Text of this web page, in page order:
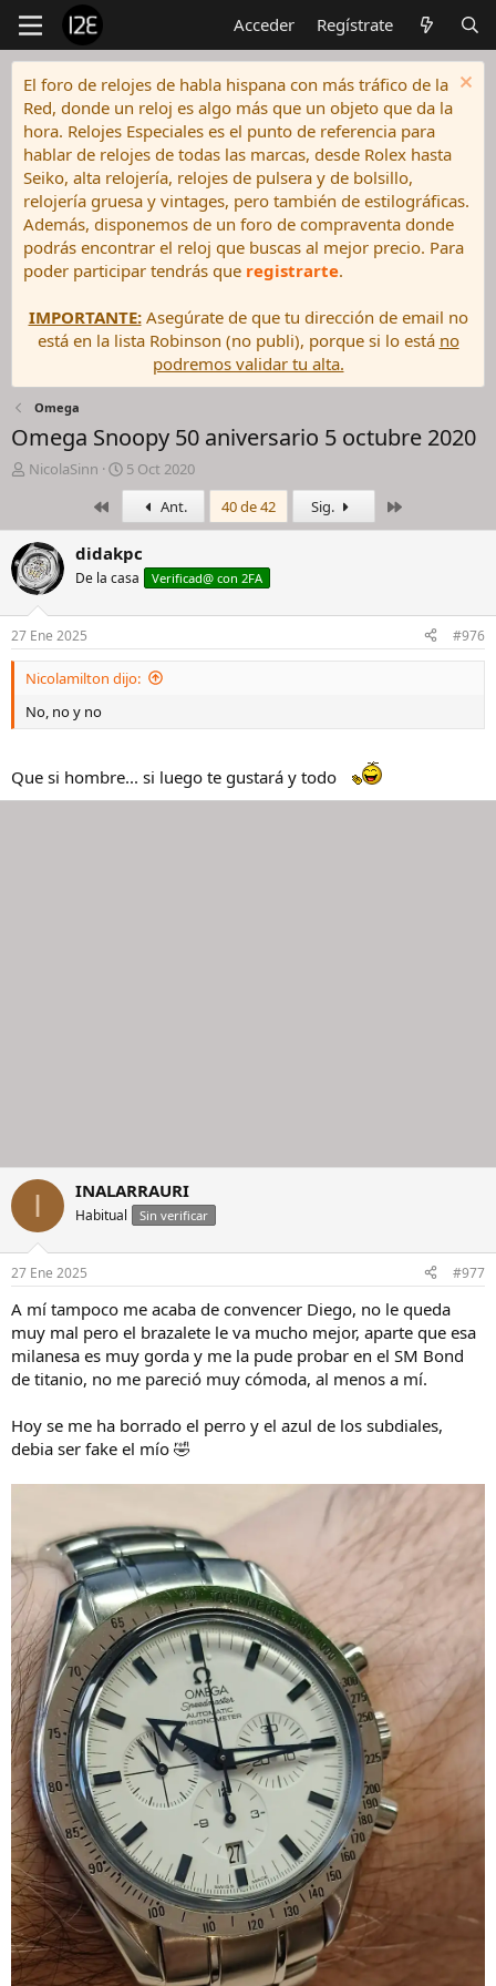
Acceder Regístrate
El foro de relojes de habla hispana con más tráfico de la
Red, donde un reloj es algo más que un objeto que da la
hora. Relojes Especiales es el punto de referencia para
hablar de relojes de todas las marcas, desde Rolex hasta
Seiko, alta relojería, relojes de pulsera y de bolsillo,
relojería gruesa y vintages, pero también de estilográficas.
Además, disponemos de un foro de compraventa donde
podrás encontrar el reloj que buscas al mejor precio. Para
poder participar tendrás que registrarte.
IMPORTANTE:Asegúrate de que tu dirección de email no
está en la lista Robinson (no publi), porque si lo está no
podremos validar tu alta.
Omega
Omega Snoopy 50 aniversario 5 octubre 2020
I
c
i
a
d
o
r
d
e
l
h
i
NicolaSinn
F
e
h
a
d
e
i
c
i
5 Oct 2020
PrimeroAnt. 40 de 42 Sig.
didakpc
De la casa Verificad@ con 2FA
27 Ene 2025 #976
Nicolamilton dijo:
No, no y no
Que si hombre... si luego te gustará y todo
I INALARRAURI
Habitual Sin verificar
27 Ene 2025 #977
A mí tampoco me acaba de convencer Diego, no le queda
muy mal pero el brazalete le va mucho mejor, aparte que esa
milanesa es muy gorda y me la pude probar en el SM Bond
de titanio, no me pareció muy cómoda, al menos a mí.
Hoy se me ha borrado el perro y el azul de los subdiales,
debia ser fake el mío 🤣